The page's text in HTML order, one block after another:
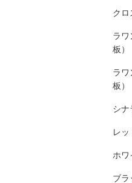
クロ
ラワ
板）
ラワ
板）
シナ
レ
ホワ
ブラ